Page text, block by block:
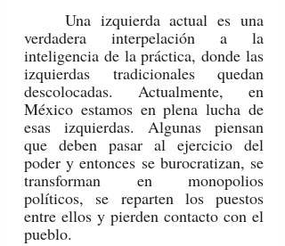
verdadera interpelación a la
inteligencia de la práctica, donde las
izquierdas tradicionales quedan
descolocadas. Actualmente, en
México estamos en plena lucha de
esas izquierdas. Algunas piensan
que deben pasar al ejercicio del
poder y entonces se burocratizan, se
transforman en monopolios
políticos, se reparten los puestos
entre ellos y pierden contacto con el
pueblo.